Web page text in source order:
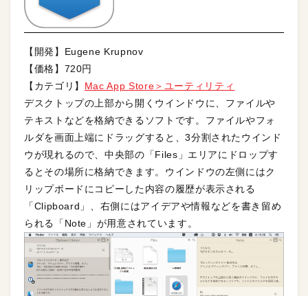
【開発】Eugene Krupnov
【価格】720円
【カテゴリ】 Mac App Store＞ユーティリティ
デスクトップの上部から開くウインドウに、ファイルや
テキストなどを格納できるソフトです。ファイルやフォ
ルダを画面上端にドラッグすると、3分割されたウインド
ウが現れるので、中央部の「Files」エリアにドロップす
るとその場所に格納できます。ウインドウの左側にはク
リップボードにコピーした内容の履歴が表示される
「Clipboard」、右側にはアイデアや情報などを書き留め
られる「Note」が用意されています。